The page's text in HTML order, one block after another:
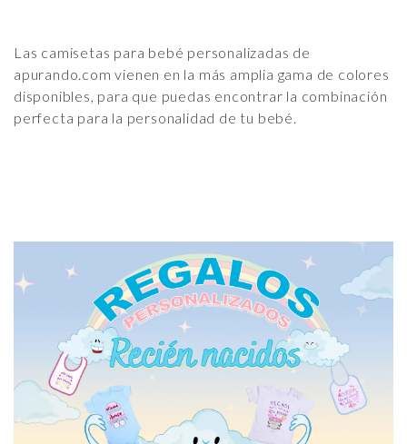
Las camisetas para bebé personalizadas de
apurando.com vienen en la más amplia gama de colores
disponibles, para que puedas encontrar la combinación
perfecta para la personalidad de tu bebé.